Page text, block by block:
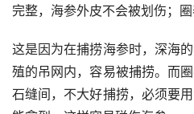
完整，海参外皮不会被划伤；
这是因为在捕捞海参时，深海
殖的吊网内，容易被捕捞。而
石缝间，不大好捕捞，必须要